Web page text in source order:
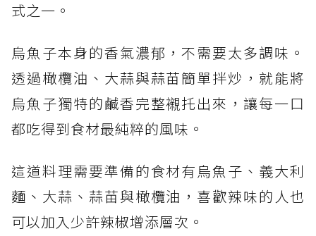
式之一。
烏魚子本身的香氣濃郁，不需要太多調味。
透過橄欖油、大蒜與蒜苗簡單拌炒，就能將
烏魚子獨特的鹹香完整襯托出來，讓每一口
都吃得到食材最純粹的風味。
這道料理需要準備的食材有烏魚子、義大利
麵、大蒜、蒜苗與橄欖油，喜歡辣味的人也
可以加入少許辣椒增添層次。